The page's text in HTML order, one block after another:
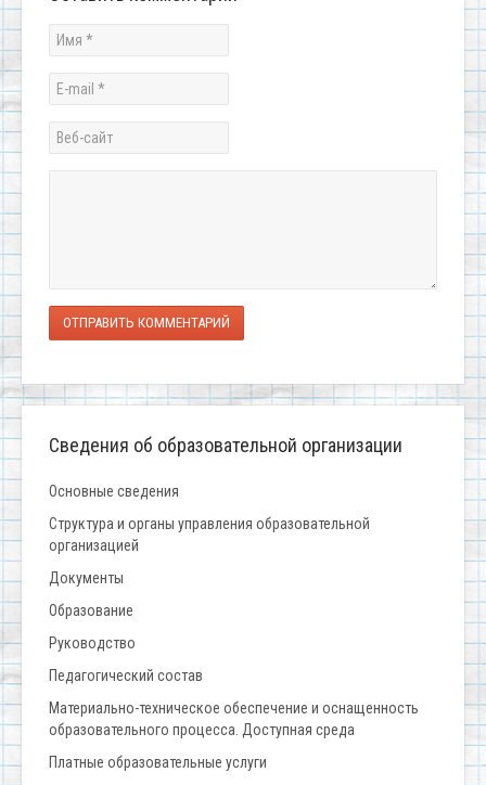
ОТПРАВИТЬ КОММЕНТАРИЙ
Сведения об образовательной организации
Основные сведения
Структура и органы управления образовательной
организацией
Документы
Образование
Руководство
Педагогический состав
Материально-техническое обеспечение и оснащенность
образовательного процесса. Доступная среда
Платные образовательные услуги